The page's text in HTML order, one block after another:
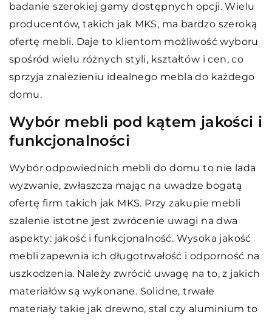
badanie szerokiej gamy dostępnych opcji. Wielu
producentów, takich jak MKS, ma bardzo szeroką
ofertę mebli. Daje to klientom możliwość wyboru
spośród wielu różnych styli, kształtów i cen, co
sprzyja znalezieniu idealnego mebla do każdego
domu.
Wybór mebli pod kątem jakości i
funkcjonalności
Wybór odpowiednich mebli do domu to nie lada
wyzwanie, zwłaszcza mając na uwadze bogatą
ofertę firm takich jak MKS. Przy zakupie mebli
szalenie istotne jest zwrócenie uwagi na dwa
aspekty: jakość i funkcjonalność. Wysoka jakość
mebli zapewnia ich długotrwałość i odporność na
uszkodzenia. Należy zwrócić uwagę na to, z jakich
materiałów są wykonane. Solidne, trwałe
materiały takie jak drewno, stal czy aluminium to